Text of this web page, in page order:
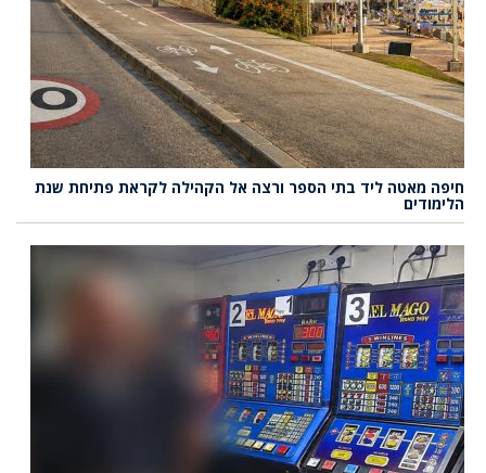
חיפה מאטה ליד בתי הספר ורצה אל הקהילה לקראת פתיחת שנת
הלימודים